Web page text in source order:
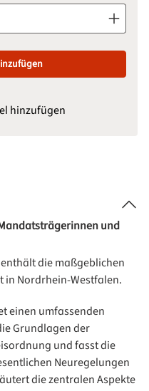
Wert ein oder
hinzufügen
und
die maßgeblichen
in Nordrhein-Westfalen.
einen umfassenden
Grundlagen der
und fasst die
Neuregelungen
die zentralen Aspekte